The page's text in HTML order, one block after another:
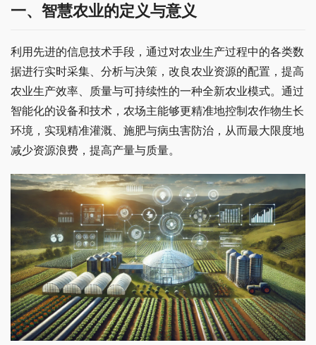
一、 智慧农业的定义与意义
利用先进的信息技术手段，通过对农业生产过程中的各类数
据进行实时采集、分析与决策，改良农业资源的配置，提高
农业生产效率、质量与可持续性的一种全新农业模式。通过
智能化的设备和技术，农场主能够更精准地控制农作物生长
环境，实现精准灌溉、施肥与病虫害防治，从而最大限度地
减少资源浪费，提高产量与质量。